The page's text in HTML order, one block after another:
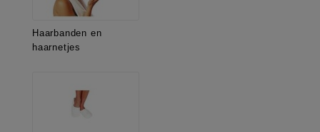
Haarbanden en
haarnetjes